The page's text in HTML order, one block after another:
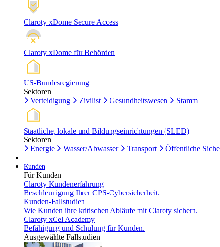
Claroty xDome Secure Access
Claroty xDome für Behörden
US-Bundesregierung
Sektoren
Verteidigung
Zivilist Gesundheitswesen Stamm
Staatliche, lokale und Bildungseinrichtungen (SLED)
Sektoren
Energie
Wasser/Abwasser Transport Öffentliche
Kunden
Für Kunden
Claroty Kundenerfahrung
Beschleunigung Ihrer CPS-Cybersicherheit.
Kunden-Fallstudien
Wie Kunden ihre kritischen Abläufe mit Claroty sichern.
Claroty xCel Academy
Befähigung und Schulung für Kunden.
Ausgewählte Fallstudien